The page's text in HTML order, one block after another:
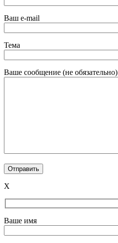
Ваш e-mail
Тема
Ваше сообщение (не обязательно)
X
Ваше имя